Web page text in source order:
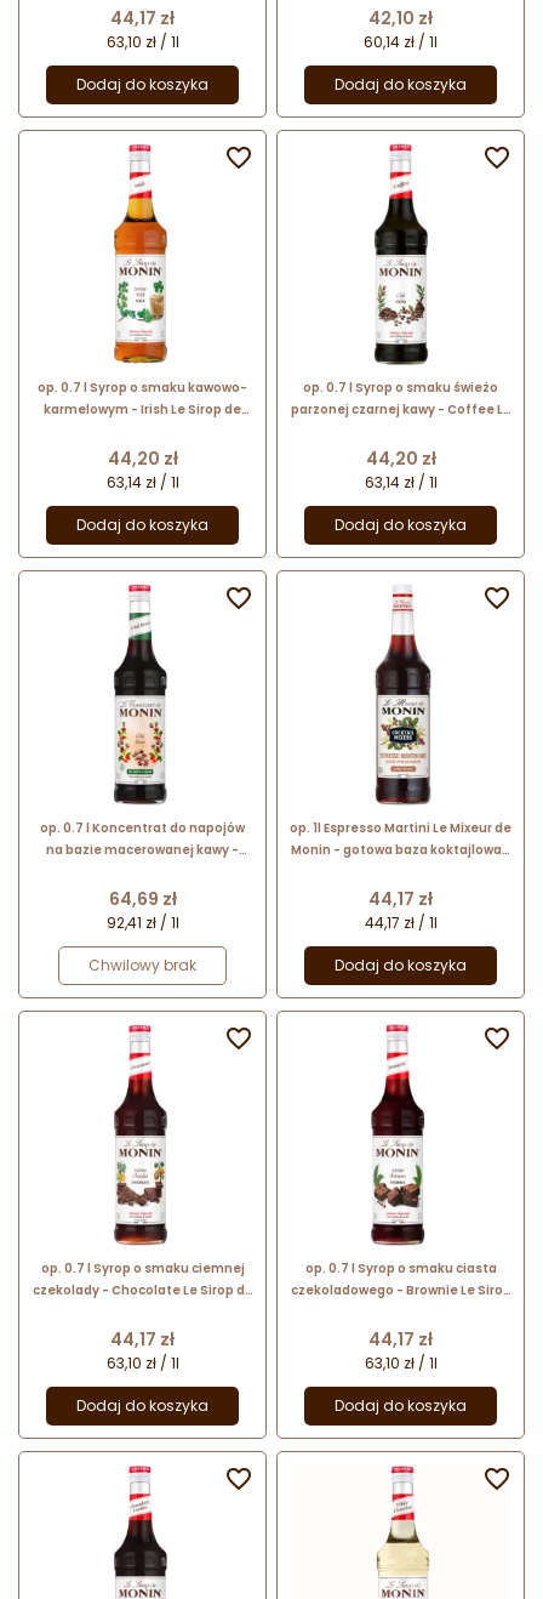
Cena
44,17 zł
63,10 zł / 1l
Dodaj do koszyka
Sirop de Monin - szklana butelka
Cena
42,10 zł
60,14 zł / 1l
Dodaj do koszyka
op. 0.7 l Syrop o smaku kawowo-
karmelowym - Irish Le Sirop de
Cena
44,20 zł
63,14 zł / 1l
Dodaj do koszyka

op. 0.7 l Syrop o smaku świeżo
parzonej czarnej kawy - Coffee Le
Cena
44,20 zł
63,14 zł / 1l
Dodaj do koszyka

op. 0.7 l Koncentrat do napojów
na bazie macerowanej kawy -
- szklana butelka
Cena
64,69 zł
92,41 zł / 1l
Chwilowy brak

op. 1l Espresso Martini Le Mixeur de
Monin - gotowa baza koktajlowa -
Cena
44,17 zł
44,17 zł / 1l
Dodaj do koszyka

op. 0.7 l Syrop o smaku ciemnej
czekolady - Chocolate Le Sirop de
Cena
44,17 zł
63,10 zł / 1l
Dodaj do koszyka

op. 0.7 l Syrop o smaku ciasta
czekoladowego - Brownie Le Sirop
Cena
44,17 zł
63,10 zł / 1l
Dodaj do koszyka

 